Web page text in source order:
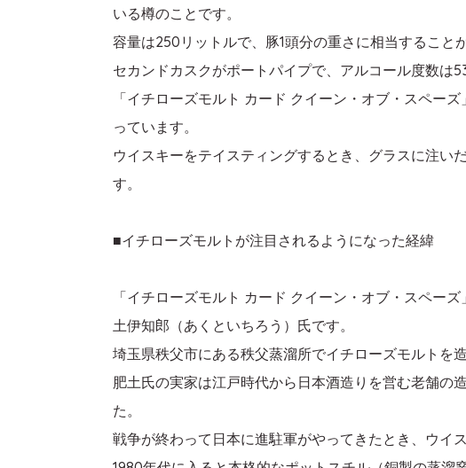
いる樽のことです。
容量は250リットルで、豚1頭分の重さに相当すること
セカンドカスクがポートパイプで、アルコール度数は
「イチローズモルト カード クイーン・オブ・スペー
っています。
ウイスキーをテイスティングするとき、グラスに注い
す。
■イチローズモルトが注目されるようになった経緯
「イチローズモルト カード クイーン・オブ・スペー
土伊知郎（あくといちろう）氏です。
埼玉県秩父市にある秩父蒸溜所でイチローズモルトを
肥土氏の実家は江戸時代から日本酒造りを営む老舗の
た。
戦争が終わって日本に進駐軍がやってきたとき、ウイ